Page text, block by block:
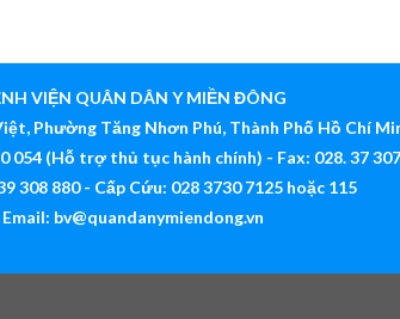
VIỆN QUÂN DÂN Y MIỀN ĐÔNG
Phường Tăng Nhơn Phú, Thành Phố Hồ Chí
054 (Hỗ trợ thủ tục hành chính) - Fax: 028. 37
308 880 - Cấp Cứu: 028 3730 7125 hoặc 115
Email: bv@quandanymiendong.vn